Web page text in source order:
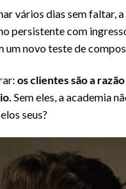
vários dias sem faltar,
persistente com
um novo teste de
os clientes são a
Sem eles, a academia
seus?